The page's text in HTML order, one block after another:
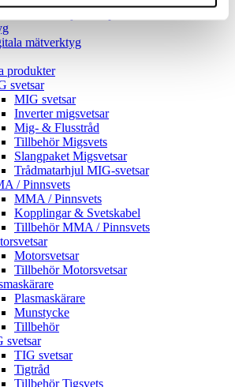
mätverktyg
produkter
svetsar
MIG svetsar
Inverter migsvetsar
Mig- & Flusstråd
Tillbehör Migsvets
Slangpaket Migsvetsar
Trådmatarhjul MIG-svetsar
/ Pinnsvets
MMA / Pinnsvets
Kopplingar & Svetskabel
Tillbehör MMA / Pinnsvets
Motorsvetsar
Tillbehör Motorsvetsar
Plasmaskärare
Munstycke
Tillbehör
svetsar
TIG svetsar
Tigtråd
Tillbehör Tigsvets